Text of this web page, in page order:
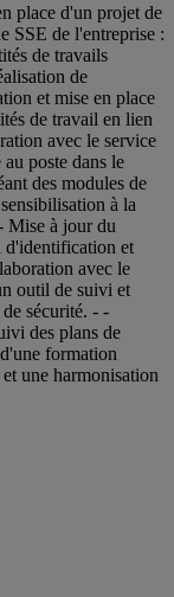
place d'un projet de
SSE de l'entreprise :
de travails
de
et mise en place
de travail en lien
avec le service
poste dans le
des modules de
à la
Mise à jour du
d'identification et
avec le
outil de suivi et
sécurité. - -
des plans de
formation
une harmonisation